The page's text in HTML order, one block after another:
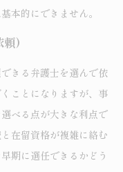
本的にできません。
頼)
きる弁護士を選んで依
ことになりますが、事
べる点が大きな利点で
在留資格が複雑に絡む
期に選任できるかどう